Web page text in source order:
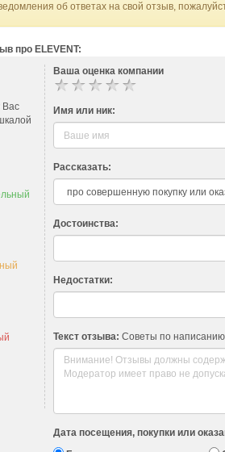
об ответах на свой отзыв,
про ELEVENT:
Вас
Ваша оценка компании
Имя или ник:
Рассказать:
Достоинства:
Недостатки:
Текст отзыва: Советы по
Дата посещения, покупки или